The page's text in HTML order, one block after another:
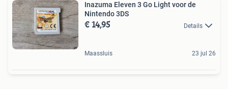
Inazuma Eleven 3 Go Light voor de
Nintendo 3DS
€ 14,95 Details
Maassluis 23 jul 26